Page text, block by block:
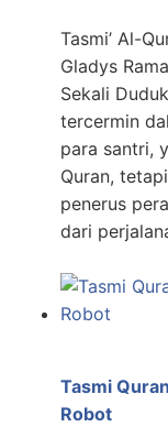
Tasmi’ Al-
Gladys
Sekali
tercermin
para santri,
Quran,
penerus
dari
Tasmi
Robot